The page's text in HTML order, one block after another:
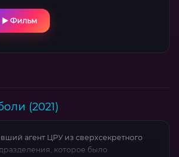
Фильм
(2021)
агент ЦРУ из сверхсекретного
которое было